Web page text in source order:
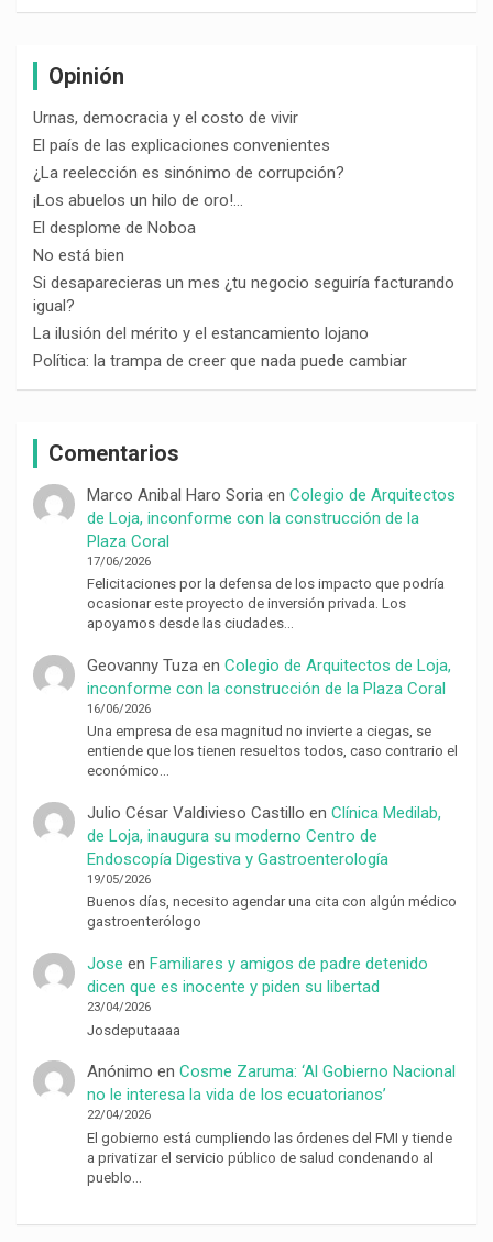
Opinión
Urnas, democracia y el costo de vivir
El país de las explicaciones convenientes
¿La reelección es sinónimo de corrupción?
¡Los abuelos un hilo de oro!…
El desplome de Noboa
No está bien
Si desaparecieras un mes ¿tu negocio seguiría facturando
igual?
La ilusión del mérito y el estancamiento lojano
Política: la trampa de creer que nada puede cambiar
Comentarios
Marco Anibal Haro Soria en Colegio de Arquitectos
de Loja, inconforme con la construcción de la
Plaza Coral
17/06/2026
Felicitaciones por la defensa de los impacto que podría
ocasionar este proyecto de inversión privada. Los
apoyamos desde las ciudades…
Geovanny Tuzaen Colegio de Arquitectos de Loja,
inconforme con la construcción de la Plaza Coral
16/06/2026
Una empresa de esa magnitud no invierte a ciegas, se
entiende que los tienen resueltos todos, caso contrario el
económico…
Julio César Valdivieso Castillo en Clínica Medilab,
de Loja, inaugura su moderno Centro de
Endoscopía Digestiva y Gastroenterología
19/05/2026
Buenos días, necesito agendar una cita con algún médico
gastroenterólogo
Jose en Familiares y amigos de padre detenido
dicen que es inocente y piden su libertad
23/04/2026
Josdeputaaaa
Anónimo en Cosme Zaruma: ‘Al Gobierno Nacional
no le interesa la vida de los ecuatorianos’
22/04/2026
El gobierno está cumpliendo las órdenes del FMI y tiende
a privatizar el servicio público de salud condenando al
pueblo…